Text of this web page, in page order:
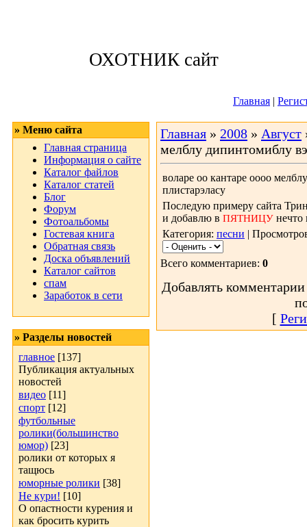
ОХОТНИК сайт
Главная |
» Меню сайта
Главная страница
Информация о сайте
Каталог файлов
Каталог статей
Блог
Форум
Фотоальбомы
Гостевая книга
Обратная связь
Доска объявлений
Каталог сайтов
спам
Заработок в сети
» Разделы новостей
главное [137]
Публикация актуальных
новостей
видео [11]
спорт [12]
футбольные
ролики(большинство
юмор) [23]
ролики от которых я
тащюсь
юморные ролики [38]
Не кури! [10]
О опастности курения и
как бросить курить
Главная » 2008 » Август
мелблу дипинтомиблу
воларе оо кантаре оооо
плистарэласу
Последую примеру сайта
и добавлю в ПЯТНИЦУ нечто
Категория: песни |
Всего комментариев: 0
Добавлять
[